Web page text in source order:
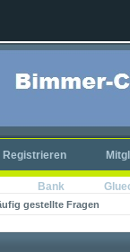
Registrieren
Bank
gestellte Fragen